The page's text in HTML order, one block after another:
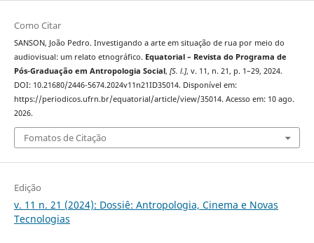
Como Citar
SANSON, João Pedro. Investigando a arte em situação de rua por meio do
audiovisual: um relato etnográfico. Equatorial – Revista do Programa de
Pós-Graduação em Antropologia Social, [S. l.], v. 11, n. 21, p. 1–29, 2024.
DOI: 10.21680/2446-5674.2024v11n21ID35014. Disponível em:
https://periodicos.ufrn.br/equatorial/article/view/35014. Acesso em: 10 ago.
2026.
Fomatos de Citação
Edição
v. 11 n. 21 (2024): Dossiê: Antropologia, Cinema e Novas
Tecnologias